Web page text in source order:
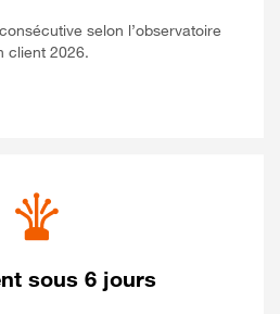
selon l’observatoire
client 2026.
sous 6 jours